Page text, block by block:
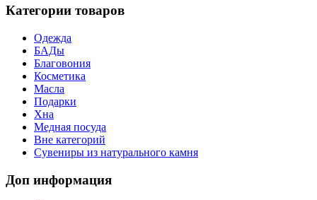
Категории товаров
Одежда
БАДы
Благовония
Косметика
Масла
Подарки
Хна
Медная посуда
Вне категорий
Сувениры из натурального камня
Доп информация